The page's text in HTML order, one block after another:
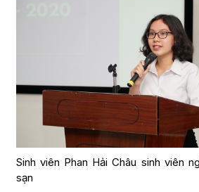
Sinh viên Phan Hải Châu sinh viên
sạn